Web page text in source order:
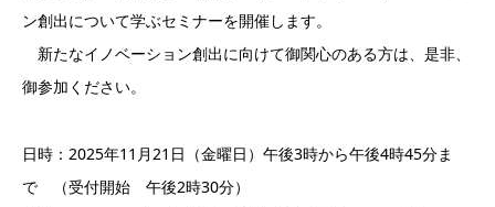
ン創出について学ぶセミナーを開催します。
新たなイノベーション創出に向けて御関心のある方は、是非、
御参加ください。
日時：2025年11月21日（金曜日）午後3時から午後4時45分ま
で （受付開始 午後2時30分）